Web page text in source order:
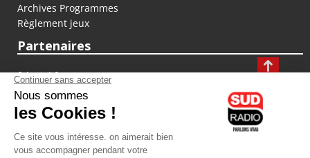
Archives Programmes
Règlement jeux
Partenaires
fiducial.fr
lyoncapitale.fr
olympique-et-lyonnais.com
L'application Iphone / Android